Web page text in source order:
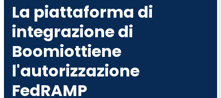
La piattaforma di
integrazione di
Boomiottiene
l'autorizzazione
FedRAMP